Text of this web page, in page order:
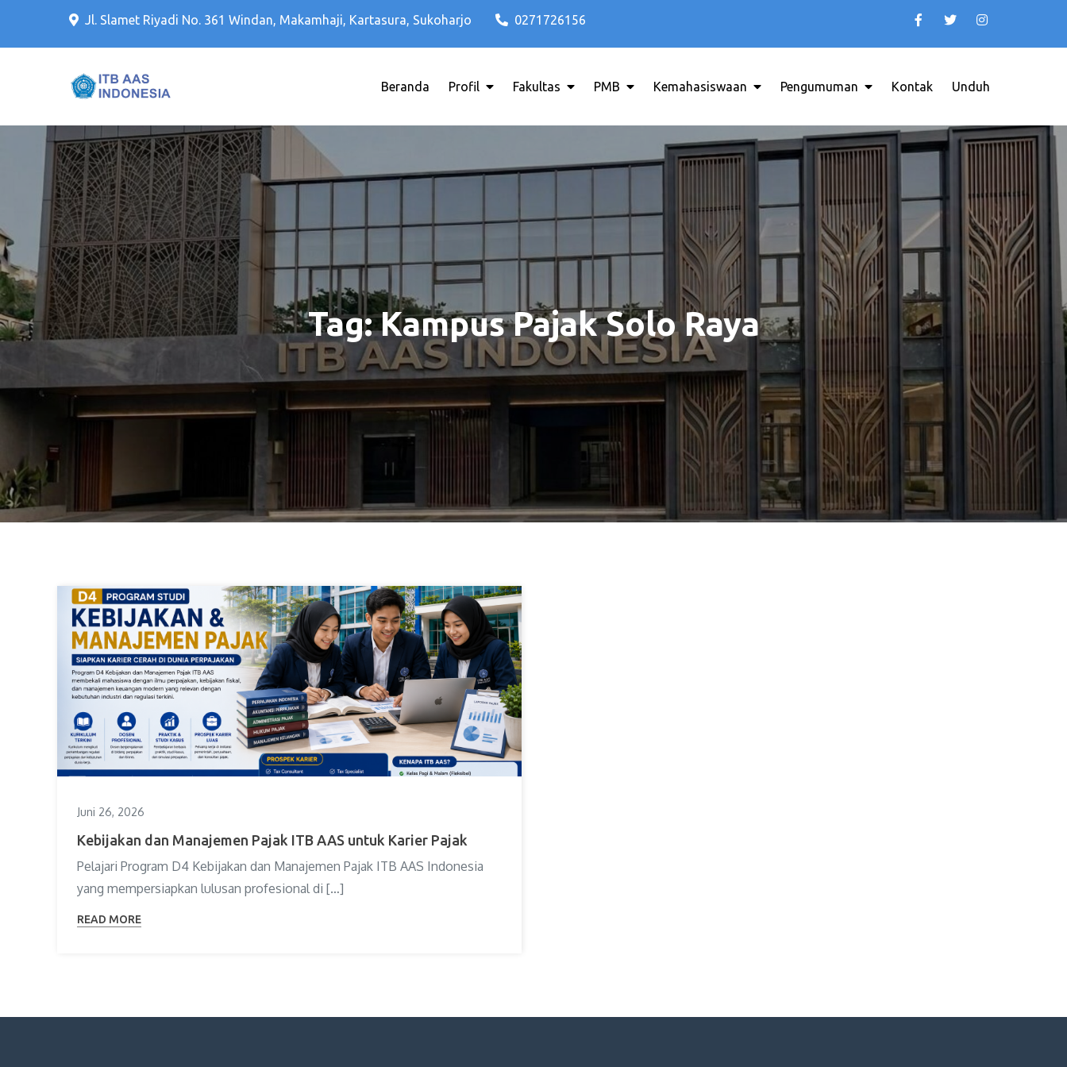
Jl. Slamet Riyadi No. 361 Windan, Makamhaji, Kartasura, Sukoharjo 0271726156
Kampus PTS Solo Terbaik di Solo Raya ITB AAS INDONESIA
Kampus PTS Solo Terbaik di Solo Raya ITB AAS INDONESIA
Beranda Profil Fakultas PMB Kemahasiswaan Pengumuman Kontak Unduh
Tag:Kampus Pajak Solo Raya
Juni 26, 2026
Kebijakan dan Manajemen Pajak ITB AAS untuk Karier Pajak
Pelajari Program D4 Kebijakan dan Manajemen Pajak ITB AAS Indonesia
yang mempersiapkan lulusan profesional di […]
READ MORE